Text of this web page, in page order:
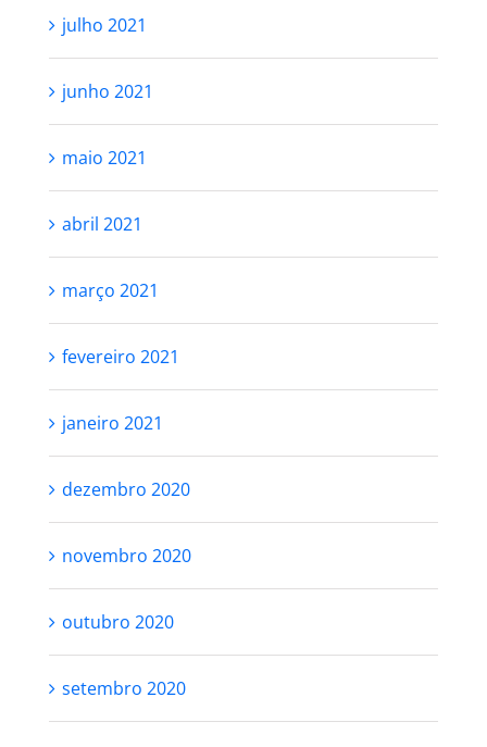
julho 2021
junho 2021
maio 2021
abril 2021
março 2021
fevereiro 2021
janeiro 2021
dezembro 2020
novembro 2020
outubro 2020
setembro 2020